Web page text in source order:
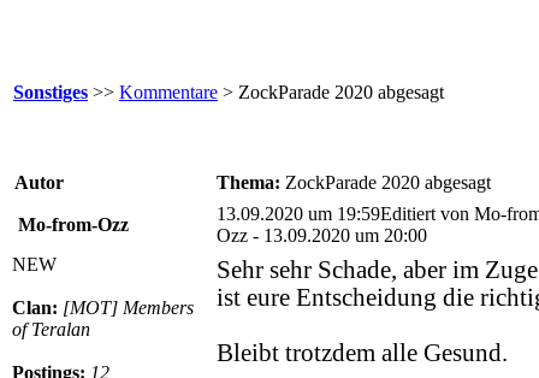
Sonstiges >> Kommentare > ZockParade 2020 abgesagt
Autor Thema: ZockParade 2020 abgesagt
Mo-from-Ozz
13.09.2020 um 19:59Editiert von Mo-
Ozz - 13.09.2020 um 20:00
NEW
Clan: [MOT] Members
of Teralan
Postings: 12
Sehr sehr Schade, aber im
ist eure Entscheidung die
Bleibt trotzdem alle Gesund.